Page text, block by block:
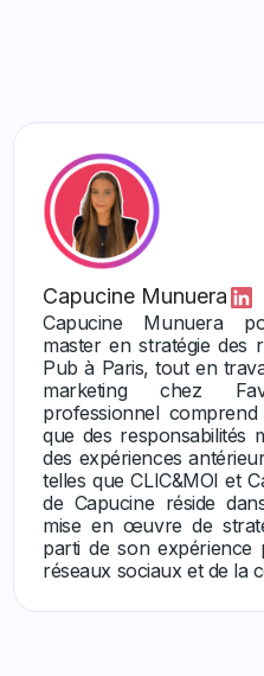
Capucine Munuera
Capucine Munuera
master en stratégie des
Pub à Paris, tout en
marketing chez
professionnel
que des responsabilités
des expériences
telles que CLIC&MOI et
de Capucine réside
mise en œuvre de
parti de son expérience
réseaux sociaux et de la